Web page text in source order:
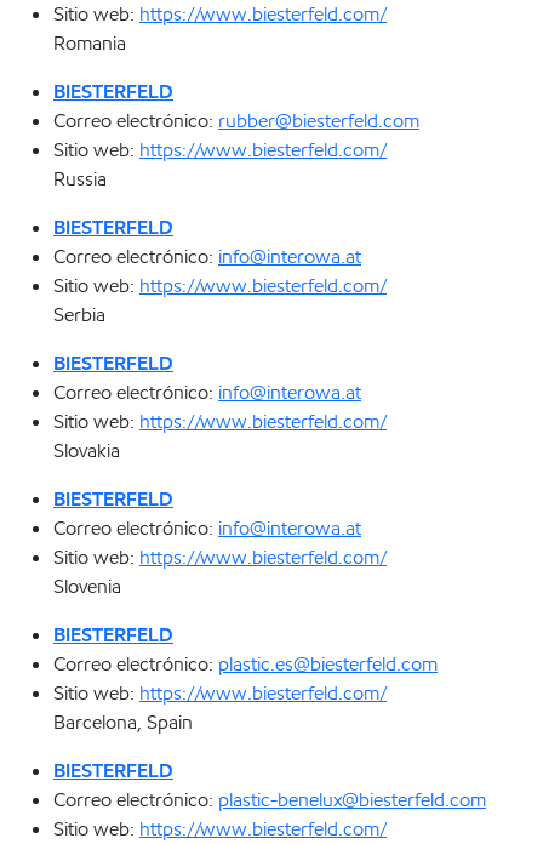
Sitio web: https://www.biesterfeld.com/
Romania
BIESTERFELD
Correo electrónico: rubber@biesterfeld.com
Sitio web: https://www.biesterfeld.com/
Russia
BIESTERFELD
Correo electrónico: info@interowa.at
Sitio web: https://www.biesterfeld.com/
Serbia
BIESTERFELD
Correo electrónico: info@interowa.at
Sitio web: https://www.biesterfeld.com/
Slovakia
BIESTERFELD
Correo electrónico: info@interowa.at
Sitio web: https://www.biesterfeld.com/
Slovenia
BIESTERFELD
Correo electrónico: plastic.es@biesterfeld.com
Sitio web: https://www.biesterfeld.com/
Barcelona, Spain
BIESTERFELD
Correo electrónico: plastic-benelux@biesterfeld.com
Sitio web: https://www.biesterfeld.com/